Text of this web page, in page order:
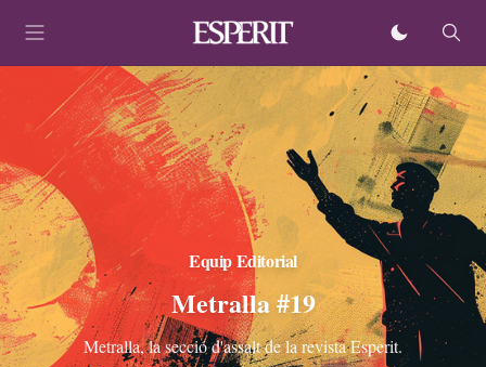
Equip Editorial
Metralla #19
Metralla, la secció d'assalt de la revista Esperit.